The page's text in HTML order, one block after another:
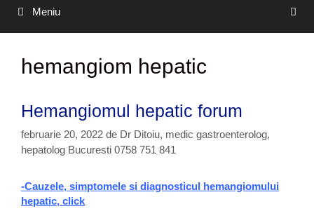
Meniu
hemangiom hepatic
Hemangiomul hepatic forum
februarie 20, 2022 de Dr Ditoiu, medic gastroenterolog,
hepatolog Bucuresti 0758 751 841
-Cauzele, simptomele si diagnosticul hemangiomului
hepatic, click